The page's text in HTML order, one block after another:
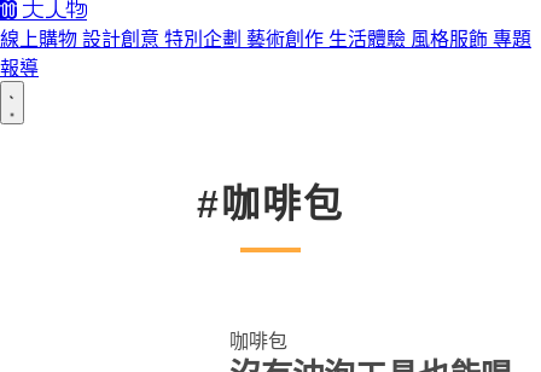
線上購物 設計創意 特別企劃 藝術創作 生活體驗 風格服飾 專題
報導
#咖啡包
咖啡包